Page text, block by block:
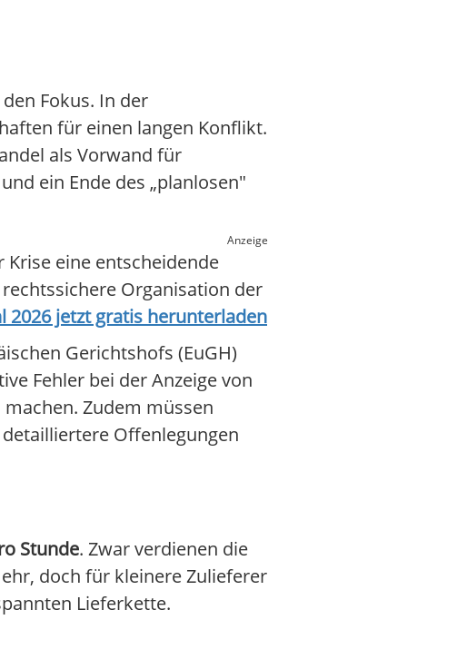
Fokus. In der
für einen langen Konflikt.
als Vorwand für
ein Ende des „planlosen"
Anzeige
eine entscheidende
Organisation der
2026 jetzt gratis herunterladen
Gerichtshofs (EuGH)
Fehler bei der Anzeige von
Zudem müssen
Offenlegungen
Stunde. Zwar verdienen die
doch für kleinere Zulieferer
Lieferkette.